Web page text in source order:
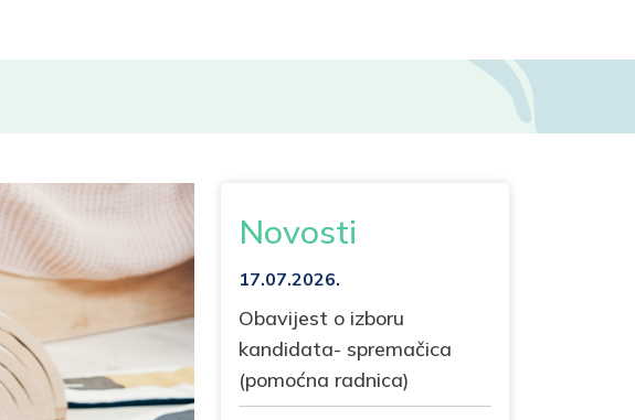
Novosti
17.07.2026.
Obavijest o izboru
kandidata- spremačica
(pomoćna radnica)